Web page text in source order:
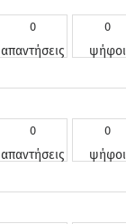
0
απαντήσεις
0
ψήφοι
0
απαντήσεις
0
ψήφοι